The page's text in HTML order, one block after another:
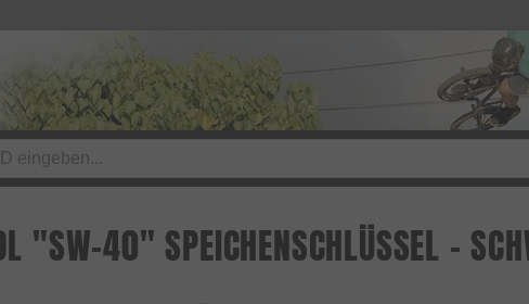
"SW-40" SPEICHENSCHLÜSSEL -